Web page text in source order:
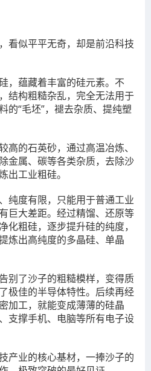
看似平平无奇，却是前沿科技
，蕴藏着丰富的硅元素。不
结构粗糙杂乱，完全无法用于
的“毛坯”，褪去杂质、提纯塑
高的石英砂，通过高温冶炼、
金属、碳等各类杂质，去除沙
出工业粗硅。
纯度有限，只能用于普通工业
巨大差距。经过精馏、还原等
化粗硅，逐步提升硅的纯度，
炼出高纯度的多晶硅、单晶
别了沙子的粗糙模样，变得质
极佳的半导体特性。后续再经
加工，就能变成薄薄的硅晶
支撑手机、电脑等所有电子设
产业的核心基材，一捧沙子的